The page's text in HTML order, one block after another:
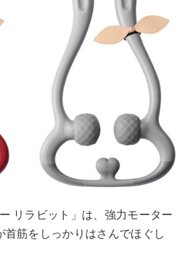
リラビット」は、強力モーター
首筋をしっかりはさんでほぐし